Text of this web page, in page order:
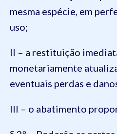
mesma espécie, em
uso;
II – a restituição
monetariamente
eventuais perdas e
III – o abatimento